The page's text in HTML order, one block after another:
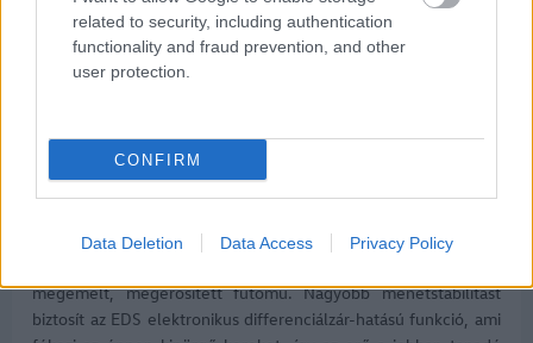
related to security, including authentication
functionality and fraud prevention, and other
user protection.
CONFIRM
Data Deletion Data Access Privacy Policy
megemelt, megerősített futómű. Nagyobb menetstabilitást
biztosít az EDS elektronikus differenciálzár-hatású funkció, ami